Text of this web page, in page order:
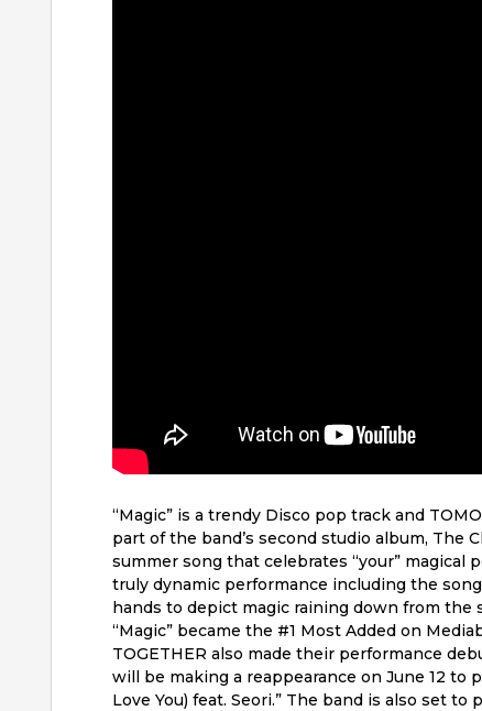
“Magic” is a trendy Disco pop track and
part of the band’s second studio album, The
summer song that celebrates “your” magical
truly dynamic performance including the
hands to depict magic raining down from the
“Magic” became the #1 Most Added on
TOGETHER also made their performance
will be making a reappearance on June 12 to
Love You) feat. Seori.” The band is also set